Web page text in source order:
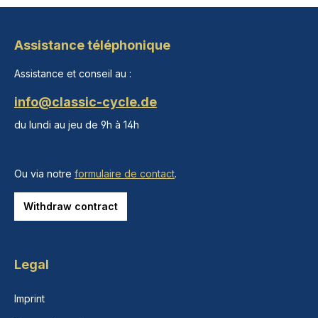
Assistance téléphonique
Assistance et conseil au :
info@classic-cycle.de
du lundi au jeu de 9h à 14h
Ou via notre formulaire de contact.
Withdraw contract
Legal
Imprint